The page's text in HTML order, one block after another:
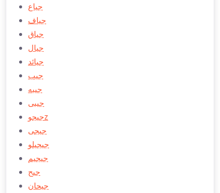
جياع
جياف
جياق
جيال
جيائد
جیب
جیبه
جیبی
جیجوz
جیجی
جیجیلو
جیجیم
جیح
جیحان